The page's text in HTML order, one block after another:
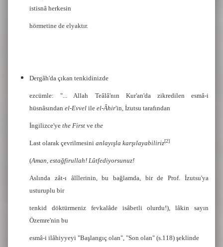
istisnâ herkesin
hörmetine de elyaktır.
Dergâh'da çıkan tenkidinizde
ezcümle: "... Allah Teâlâ'nın Kur'an'da zikredilen esmâ-i
hüsnâsındanel-Evvel ileel-Âhir'in, İzutsu tarafından
İngilizce'yethe First vethe
Last olarak çevrilmesinianlayışla karşılayabiliriz[2]
(Aman, estağfirullah! Lûtfediyorsunuz!
Aslında zât-ı âlîlerinin, bu bağlamda, bir de Prof. İzutsu'ya
usturuplu bir
tenkid döktürmeniz fevkalâde isâbetli olurdu!), lâkin sayın
Özemre'nin bu
esmâ-i ilâhiyyeyi "Başlangıç olan", "Son olan" (s.118) şeklinde